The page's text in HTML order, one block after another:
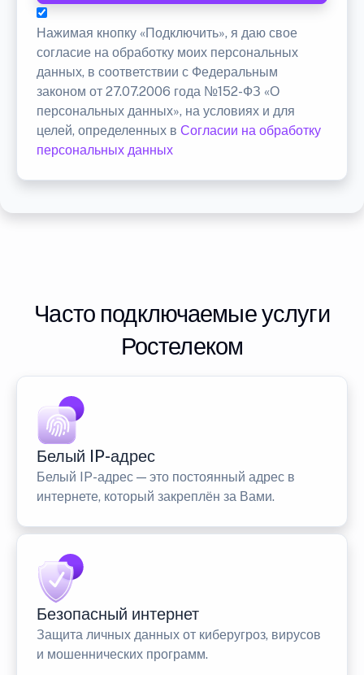
Нажимая кнопку «Подключить», я даю свое
согласие на обработку моих персональных
данных, в соответствии с Федеральным
законом от 27.07.2006 года №152-ФЗ «О
персональных данных», на условиях и для
целей, определенных в Согласии на обработку
персональных данных
Часто подключаемые услуги
Ростелеком
Белый IP-адрес
Белый IP-адрес — это постоянный адрес в
интернете, который закреплён за Вами.
Безопасный интернет
Защита личных данных от киберугроз, вирусов
и мошеннических программ.